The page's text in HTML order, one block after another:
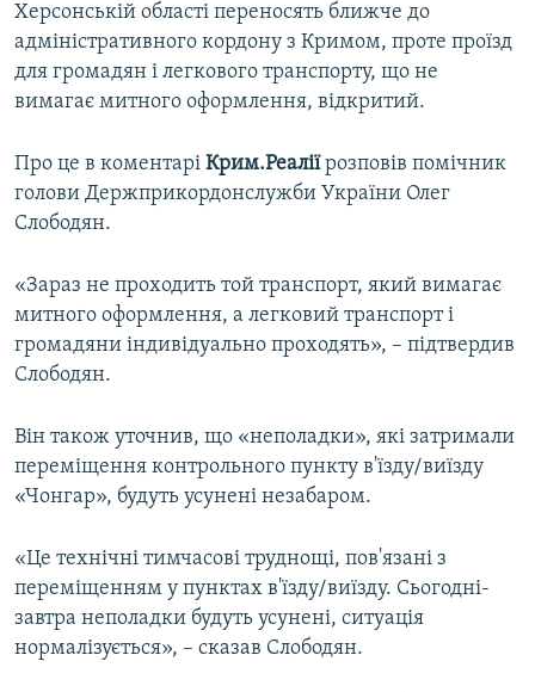
Усі сайти RFE/RL
Херсонській області переносять ближче до
адміністративного кордону з Кримом, проте проїзд
для громадян і легкового транспорту, що не
вимагає митного оформлення, відкритий.
Про це в коментарі Крим.Реаліїрозповів помічник
голови Держприкордонслужби України Олег
Слободян.
«Зараз не проходить той транспорт, який вимагає
митного оформлення, а легковий транспорт і
громадяни індивідуально проходять», – підтвердив
Слободян.
Він також уточнив, що «неполадки», які затримали
переміщення контрольного пункту в'їзду/виїзду
«Чонгар», будуть усунені незабаром.
«Це технічні тимчасові труднощі, пов'язані з
переміщенням у пунктах в'їзду/виїзду. Сьогодні-
завтра неполадки будуть усунені, ситуація
нормалізується», – сказав Слободян.